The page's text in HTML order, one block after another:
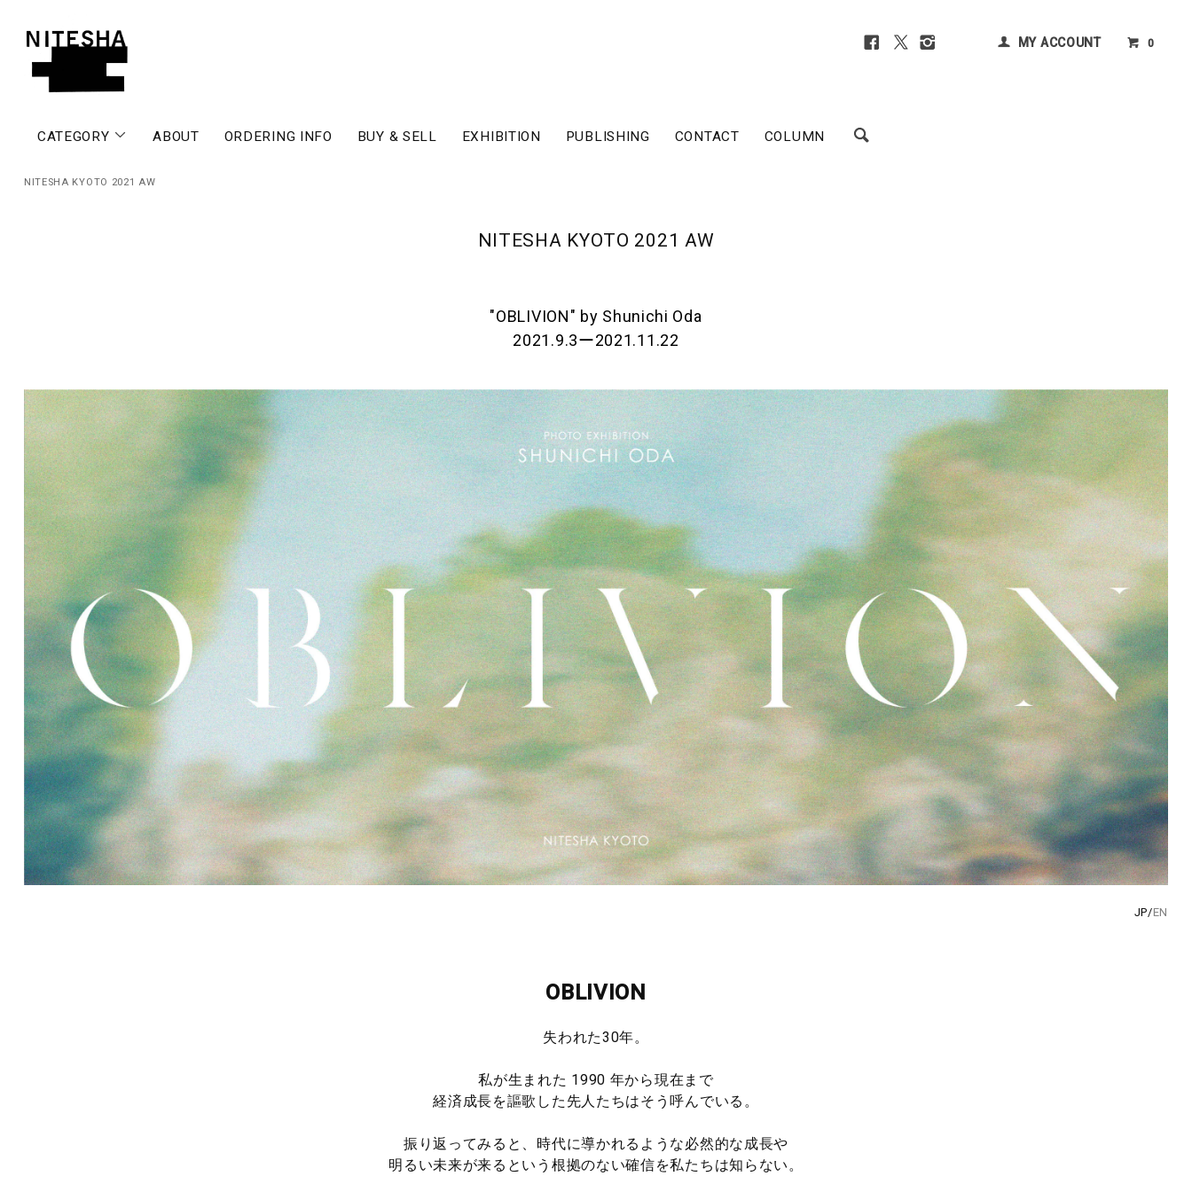
MY ACCOUNT 0
CATEGORY ABOUT ORDERING INFO BUY & SELL EXHIBITION PUBLISHING CONTACT COLUMN
NITESHA KYOTO 2021 AW
NITESHA KYOTO 2021 AW
"OBLIVION" by Shunichi Oda
2021.9.3ー2021.11.22
JP/EN
OBLIVION
失われた30年。
私が生まれた 1990 年から現在まで
経済成⻑を謳歌した先人たちはそう呼んでいる。
振り返ってみると、時代に導かれるような必然的な成⻑や
明るい未来が来るという根拠のない確信を私たちは知らない。